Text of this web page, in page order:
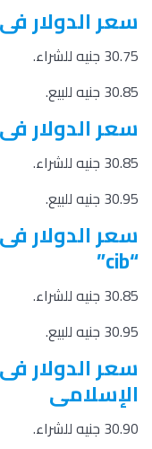
سعر الدولار
30.75 جنيه للشراء.
30.85 جنيه للبيع.
سعر الدولار
30.85 جنيه للشراء.
30.95 جنيه للبيع.
سعر الدولار
“cib”
30.85 جنيه للشراء.
30.95 جنيه للبيع.
سعر الدولار
الإسلامى
30.90 جنيه للشراء.